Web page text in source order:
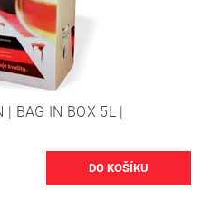
| BAG IN BOX 5L |